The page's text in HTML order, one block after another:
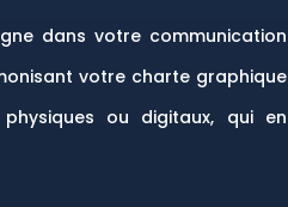
dans votre communication
votre charte graphique
ou digitaux, qui en